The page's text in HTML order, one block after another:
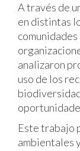
A través de
en distintas
analizaron
uso de los
Este trabajo
ambientales